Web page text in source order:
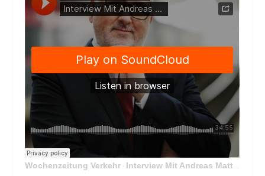
Wochenzeitung Verkehr · Interview Mit Andreas Matthä, CEO der ÖBB Holding